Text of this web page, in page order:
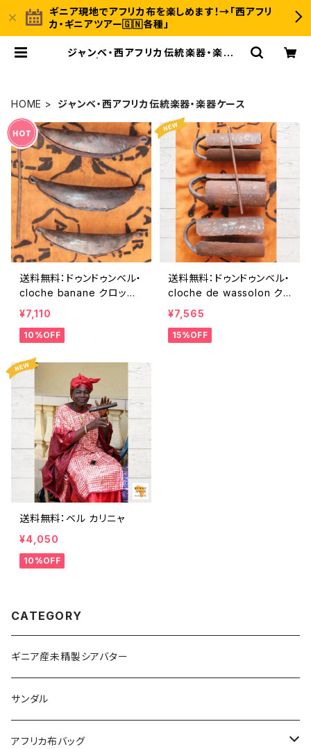
ギニア現地でアフリカ布を楽しめます！→「西アフリ
カ・ギニアツアー🇬🇳各種」
ジャンベ・西アフリカ伝統楽器・楽器ケ
ア
HOME ジャンベ・西アフリカ伝統楽器・楽器ケース
送料無料：ドゥンドゥンベル・
cloche banane クロッシ
ュバナーニ
¥7,110
10%OFF
送料無料：ドゥンドゥンベル・
cloche de wassolon ク
ロッシュワソロン
¥7,565
15%OFF
送料無料：ベル カリニャ
¥4,050
10%OFF
CATEGORY
ギニア産未精製シアバター
サンダル
アフリカ布バッグ